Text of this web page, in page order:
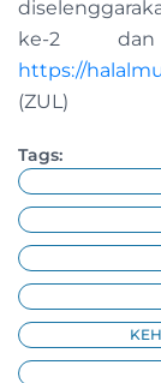
ke-2
https://
(ZUL)
Tags: